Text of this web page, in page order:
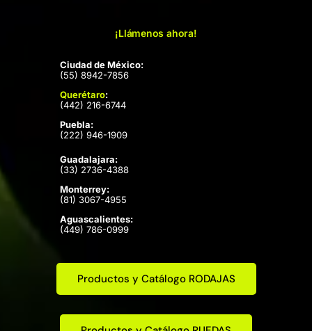
¡Llámenos ahora!
Ciudad de México:
(55) 8942-7856
Querétaro:
(442) 216-6744
Puebla:
(222) 946-1909
Guadalajara:
(33) 2736-4388
Monterrey:
(81) 3067-4955
Aguascalientes:
(449) 786-0999
Productos y Catálogo RODAJAS